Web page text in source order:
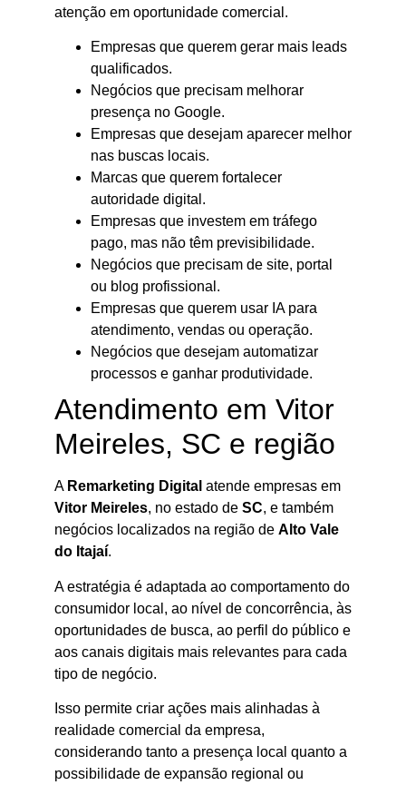
atenção em oportunidade comercial.
Empresas que querem gerar mais leads
qualificados.
Negócios que precisam melhorar
presença no Google.
Empresas que desejam aparecer melhor
nas buscas locais.
Marcas que querem fortalecer
autoridade digital.
Empresas que investem em tráfego
pago, mas não têm previsibilidade.
Negócios que precisam de site, portal
ou blog profissional.
Empresas que querem usar IA para
atendimento, vendas ou operação.
Negócios que desejam automatizar
processos e ganhar produtividade.
Atendimento em Vitor
Meireles, SC e região
A Remarketing Digital atende empresas em
Vitor Meireles, no estado de SC, e também
negócios localizados na região de Alto Vale
do Itajaí.
A estratégia é adaptada ao comportamento do
consumidor local, ao nível de concorrência, às
oportunidades de busca, ao perfil do público e
aos canais digitais mais relevantes para cada
tipo de negócio.
Isso permite criar ações mais alinhadas à
realidade comercial da empresa,
considerando tanto a presença local quanto a
possibilidade de expansão regional ou